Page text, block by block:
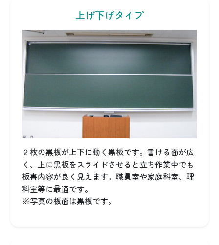
上げ下げタイプ
２枚の黒板が上下に動く黒板です。書ける面が広
く、上に黒板をスライドさせると立ち作業中でも
板書内容が良く見えます。職員室や家庭科室、理
科室等に最適です。
※写真の板面は黒板です。